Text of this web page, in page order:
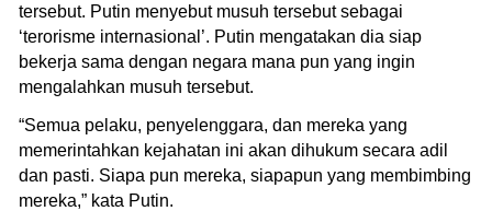
tersebut. Putin menyebut musuh tersebut sebagai
‘terorisme internasional’. Putin mengatakan dia siap
bekerja sama dengan negara mana pun yang ingin
mengalahkan musuh tersebut.
“Semua pelaku, penyelenggara, dan mereka yang
memerintahkan kejahatan ini akan dihukum secara adil
dan pasti. Siapa pun mereka, siapapun yang membimbing
mereka,” kata Putin.